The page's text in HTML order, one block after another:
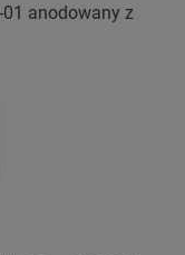
anodowany z